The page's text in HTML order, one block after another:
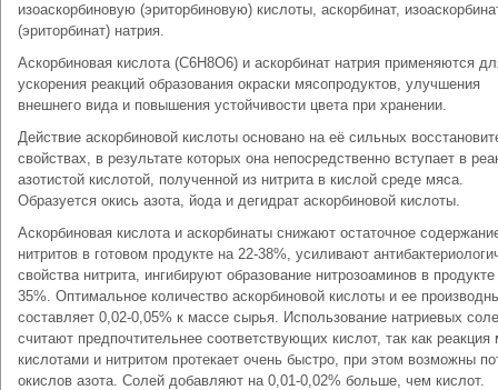
изоаскорбиновую (эриторбиновую) кислоты, аскорбинат,
(эриторбинат) натрия.
Аскорбиновая кислота (С6Н8О6) и аскорбинат натрия применяются
ускорения реакций образования окраски мясопродуктов, улучшения
внешнего вида и повышения устойчивости цвета при хранении.
Действие аскорбиновой кислоты основано на её сильных
свойствах, в результате которых она непосредственно вступает в
азотистой кислотой, полученной из нитрита в кислой среде мяса.
Образуется окись азота, йода и дегидрат аскорбиновой кислоты.
Аскорбиновая кислота и аскорбинаты снижают остаточное
нитритов в готовом продукте на 22-38%, усиливают
свойства нитрита, ингибируют образование нитрозоаминов в
35%. Оптимальное количество аскорбиновой кислоты и ее
составляет 0,02-0,05% к массе сырья. Использование натриевых
считают предпочтительнее соответствующих кислот, так как
кислотами и нитритом протекает очень быстро, при этом возможны
окислов азота. Солей добавляют на 0,01-0,02% больше, чем кислот.